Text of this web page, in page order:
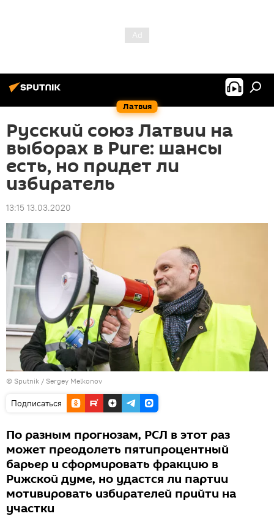
Латвия
Русский союз Латвии на
выборах в Риге: шансы
есть, но придет ли
избиратель
13:15 13.03.2020
© Sputnik / Sergey Melkonov
Подписаться
По разным прогнозам, РСЛ в этот раз
может преодолеть пятипроцентный
барьер и сформировать фракцию в
Рижской думе, но удастся ли партии
мотивировать избирателей прийти на
участки